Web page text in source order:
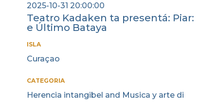
2025-10-31 20:00:00
Teatro Kadaken ta presentá: Piar:
e Último Bataya
ISLA
Curaçao
CATEGORIA
Herencia intangibel and Musica y arte di